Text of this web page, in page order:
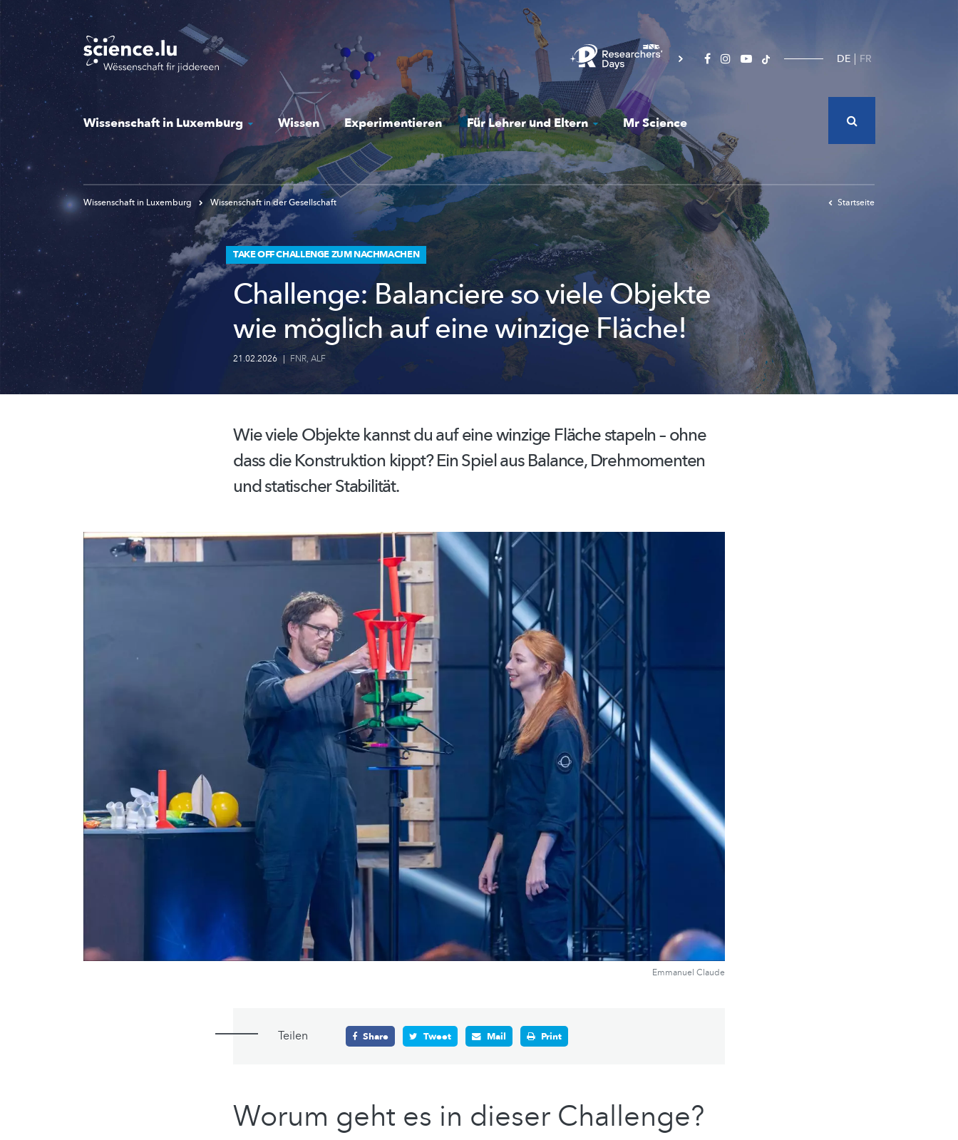
Skip
to
main
content
DE FR
Wissenschaft in Luxemburg Wissen Experimentieren Für Lehrer und Eltern Mr Science
Wissenschaft in Luxemburg Wissenschaft in der Gesellschaft Startseite
TAKE OFF CHALLENGE ZUM NACHMACHEN
Challenge: Balanciere so viele Objekte
wie möglich auf eine winzige Fläche!
21.02.2026 | FNR, ALF
Wie viele Objekte kannst du auf eine winzige Fläche stapeln – ohne
dass die Konstruktion kippt? Ein Spiel aus Balance, Drehmomenten
und statischer Stabilität.
Emmanuel Claude
Teilen Share Tweet Mail Print
Worum geht es in dieser Challenge?